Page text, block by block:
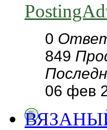
0
849
06 фев